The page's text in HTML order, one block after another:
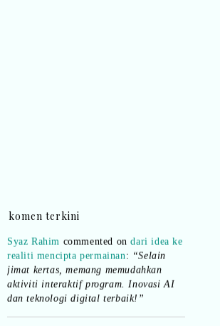
komen terkini
realiti mencipta permainan:“Selain
jimat kertas, memang memudahkan
aktiviti interaktif program. Inovasi AI
dan teknologi digital terbaik!”
Syaz Rahimcommented on